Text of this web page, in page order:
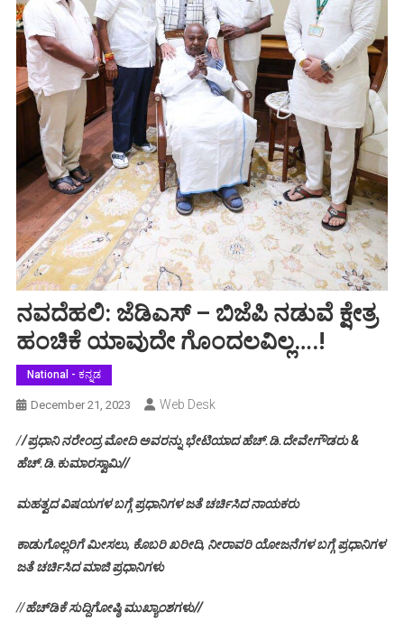
ನವದೆಹಲಿ: ಜೆಡಿಎಸ್‌ – ಬಿಜೆಪಿ ನಡುವೆ ಕ್ಷೇತ್ರ
ಹಂಚಿಕೆ ಯಾವುದೇ ಗೊಂದಲವಿಲ್ಲ….!
National - ಕನ್ನಡ
December 21, 2023 Web Desk
//ಪ್ರಧಾನಿ ನರೇಂದ್ರ ಮೋದಿ ಅವರನ್ನು ಭೇಟಿಯಾದ ಹೆಚ್.ಡಿ.ದೇವೇಗೌಡರು &
ಹೆಚ್.ಡಿ.ಕುಮಾರಸ್ವಾಮಿ//
ಮಹತ್ವದ ವಿಷಯಗಳ ಬಗ್ಗೆ ಪ್ರಧಾನಿಗಳ ಜತೆ ಚರ್ಚಿಸಿದ ನಾಯಕರು
ಕಾಡುಗೊಲ್ಲರಿಗೆ ಮೀಸಲು, ಕೊಬರಿ ಖರೀದಿ, ನೀರಾವರಿ ಯೋಜನೆಗಳ ಬಗ್ಗೆ ಪ್ರಧಾನಿಗಳ
ಜತೆ ಚರ್ಚಿಸಿದ ಮಾಜಿ ಪ್ರಧಾನಿಗಳು
//ಹೆಚ್‌ಡಿಕೆ ಸುದ್ದಿಗೋಷ್ಠಿ ಮುಖ್ಯಾಂಶಗಳು//